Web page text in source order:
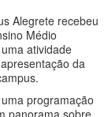
Alegrete recebeu
Médio
atividade
da
programação
panorama sobre